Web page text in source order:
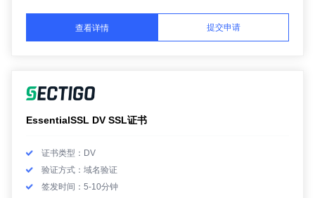
查看详情 提交申请
EssentialSSL DV SSL证书
证书类型：DV
验证方式：域名验证
签发时间：5-10分钟